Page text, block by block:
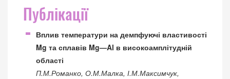
Публікації
Вплив температури на демпфуючі властивості
Mg та сплавів Mg—Al в високоамплітудній
області
П.М.Романко, О.М.Малка, І.М.Максимчук,